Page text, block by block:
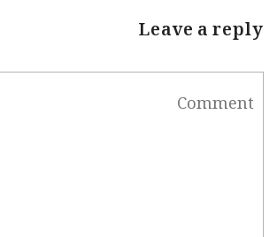
Leave a reply